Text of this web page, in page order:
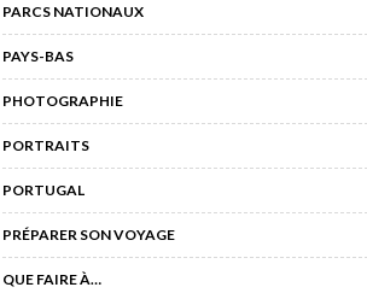
PARCS NATIONAUX
PAYS-BAS
PHOTOGRAPHIE
PORTRAITS
PORTUGAL
PRÉPARER SON VOYAGE
QUE FAIRE À…